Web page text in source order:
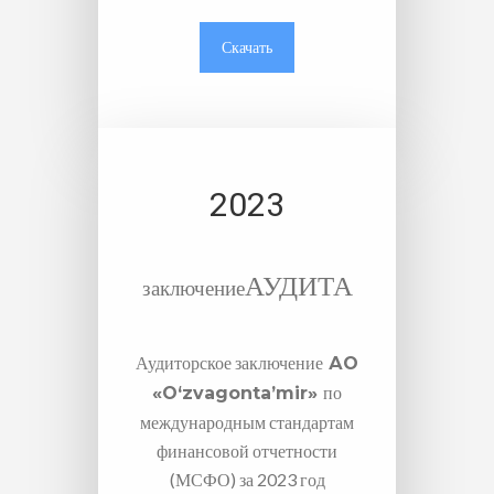
Скачать
2023
заключениеАУДИТА
Аудиторское заключение АО
«O‘zvagonta’mir» по
международным стандартам
финансовой отчетности
(МСФО) за 2023 год